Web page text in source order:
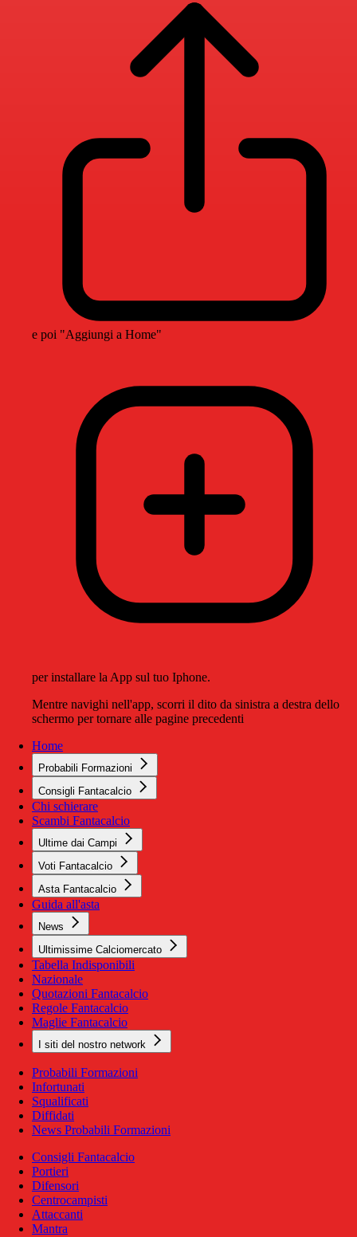
e poi "Aggiungi a Home"
per installare la App sul tuo Iphone.
Mentre navighi nell'app, scorri il dito da sinistra a destra dello
schermo per tornare alle pagine precedenti
Home
Probabili Formazioni
Consigli Fantacalcio
Chi schierare
Scambi Fantacalcio
Ultime dai Campi
Voti Fantacalcio
Asta Fantacalcio
Guida all'asta
News
Ultimissime Calciomercato
Tabella Indisponibili
Nazionale
Quotazioni Fantacalcio
Regole Fantacalcio
Maglie Fantacalcio
I siti del nostro network
Probabili Formazioni
Infortunati
Squalificati
Diffidati
News Probabili Formazioni
Consigli Fantacalcio
Portieri
Difensori
Centrocampisti
Attaccanti
Mantra